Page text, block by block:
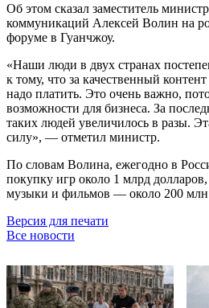
Об этом сказал заместитель
коммуникаций Алексей Волин на
форуме в Гуанчжоу.
«Наши люди в двух странах
к тому, что за качественный
надо платить. Это очень важно,
возможности для бизнеса. За
таких людей увеличилось в разы.
силу», — отметил министр.
По словам Волина, ежегодно в
покупку игр около 1 млрд
музыки и фильмов — около 200 млн
Версия для печати
Все новости